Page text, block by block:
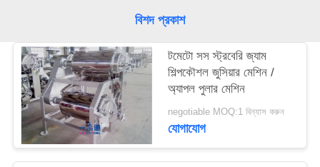
কেস
সাইট
ম্যাপ
বিশদ প্রকাশ
টমেটো সস স্ট্রবেরি জ্যাম
শিল্পকৌশল জুসিয়ার মেশিন /
অ্যাপল পুলার মেশিন
negotiable MOQ:1 বিন্যাস করুন
যোগাযোগ